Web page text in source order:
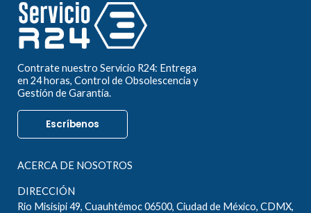
Contrate nuestro Servicio R24: Entrega
en 24 horas, Control de Obsolescencia y
Gestión de Garantía.
Escríbenos
ACERCA DE NOSOTROS
DIRECCIÓN
Rio Misisipi 49, Cuauhtémoc 06500, Ciudad de México, CDMX,